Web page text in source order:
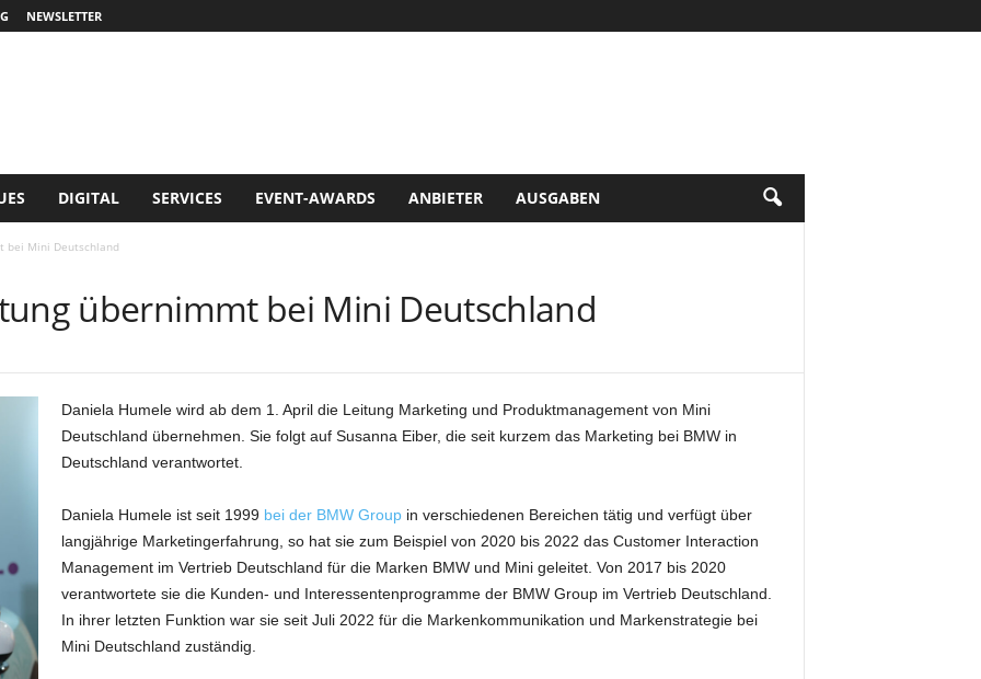
NEWSLETTER
DIGITAL SERVICES EVENT-AWARDS ANBIETER AUSGABEN
bei Mini Deutschland
übernimmt bei Mini Deutschland
Daniela Humele wird ab dem 1. April die Leitung Marketing und Produktmanagement von Mini
Deutschland übernehmen. Sie folgt auf Susanna Eiber, die seit kurzem das Marketing bei BMW in
Deutschland verantwortet.
Daniela Humele ist seit 1999bei der BMW Groupin verschiedenen Bereichen tätig und verfügt über
langjährige Marketingerfahrung, so hat sie zum Beispiel von 2020 bis 2022 das Customer Interaction
Management im Vertrieb Deutschland für die Marken BMW und Mini geleitet. Von 2017 bis 2020
verantwortete sie die Kunden- und Interessentenprogramme der BMW Group im Vertrieb Deutschland.
In ihrer letzten Funktion war sie seit Juli 2022 für die Markenkommunikation und Markenstrategie bei
Mini Deutschland zuständig.